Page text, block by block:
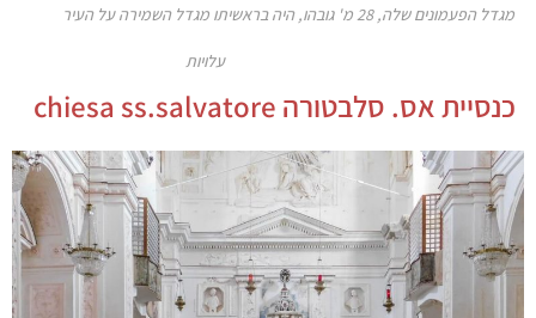
מגדל הפעמונים שלה, 28 מ' גובהו, היה בראשיתו מגדל השמירה על העיר
עלויות
כנסיית אס. סלבטורה chiesa ss.salvatore